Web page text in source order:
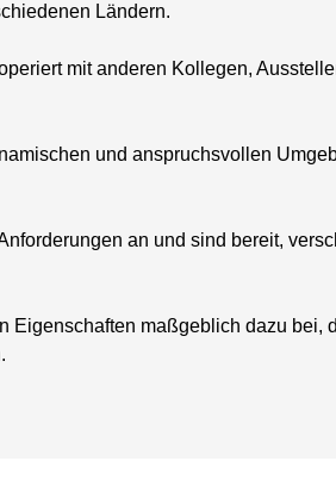
Ländern.
mit anderen Kollegen,
und anspruchsvollen
an und sind bereit,
Eigenschaften maßgeblich dazu